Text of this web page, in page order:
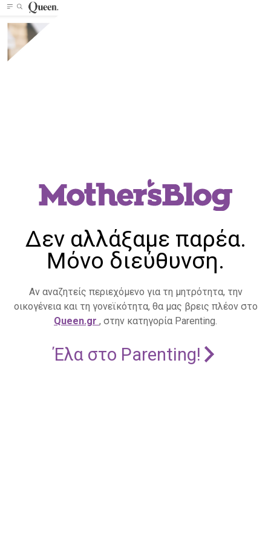
Δεν αλλάξαμε παρέα.
Μόνο διεύθυνση.
Αν αναζητείς περιεχόμενο για τη μητρότητα, την
οικογένεια και τη γονεϊκότητα, θα μας βρεις πλέον στο
Queen.gr , στην κατηγορία Parenting.
Έλα στο Parenting!